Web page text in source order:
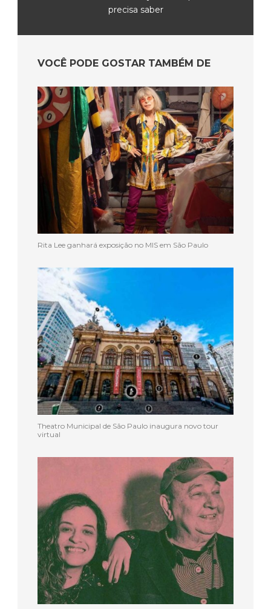
precisa saber
VOCÊ PODE GOSTAR TAMBÉM DE
Rita Lee ganhará exposição no MIS em São Paulo
Theatro Municipal de São Paulo inaugura novo tour
virtual